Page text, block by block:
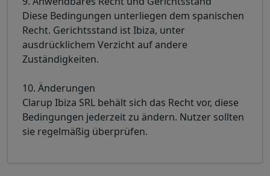
Diese Bedingungen unterliegen dem spanischen
Recht. Gerichtsstand ist Ibiza, unter
ausdrücklichem Verzicht auf andere
Zuständigkeiten.
10. Änderungen
Clarup Ibiza SRL behält sich das Recht vor, diese
Bedingungen jederzeit zu ändern. Nutzer sollten
sie regelmäßig überprüfen.